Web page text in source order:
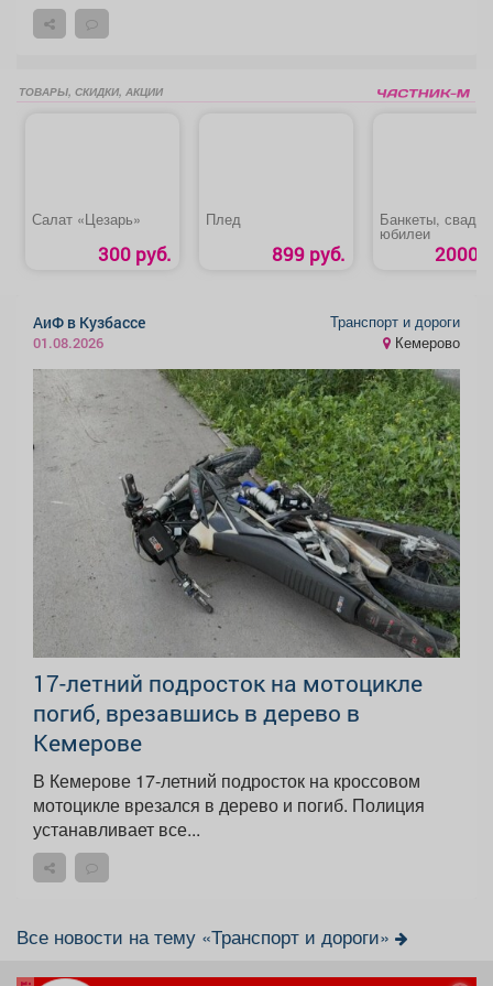
ТОВАРЫ, СКИДКИ, АКЦИИ
Салат «Цезарь»
300 руб.
Плед
899 руб.
Банкеты,
юбилеи
2000
АиФ в Кузбассе
01.08.2026
Транспорт и дороги
Кемерово
17-летний подросток на мотоцикле
погиб, врезавшись в дерево в
Кемерове
В Кемерове 17-летний подросток на кроссовом
мотоцикле врезался в дерево и погиб. Полиция
устанавливает все...
Все новости на тему «Транспорт и дороги»